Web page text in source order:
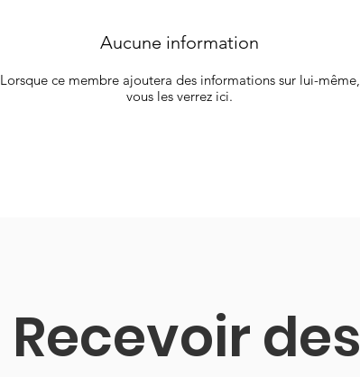
Aucune information
Lorsque ce membre ajoutera des informations sur lui-même,
vous les verrez ici.
Recevoir des